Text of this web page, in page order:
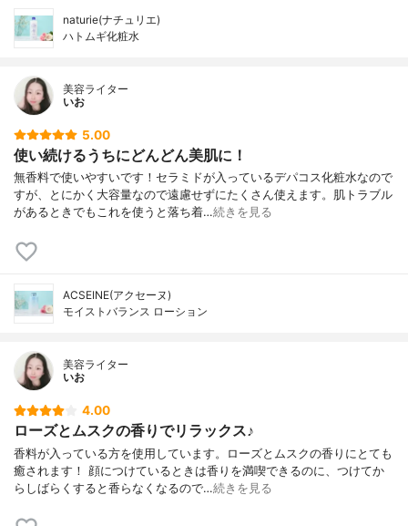
naturie(ナチュリエ)
ハトムギ化粧水
美容ライター
いお
5.00
使い続けるうちにどんどん美肌に！
無香料で使いやすいです！セラミドが入っているデパコス化粧水なので
すが、とにかく大容量なので遠慮せずにたくさん使えます。肌トラブル
があるときでもこれを使うと落ち着…続きを見る
ACSEINE(アクセーヌ)
モイストバランス ローション
美容ライター
いお
4.00
ローズとムスクの香りでリラックス♪
香料が入っている方を使用しています。ローズとムスクの香りにとても
癒されます！ 顔につけているときは香りを満喫できるのに、つけてか
らしばらくすると香らなくなるので…続きを見る